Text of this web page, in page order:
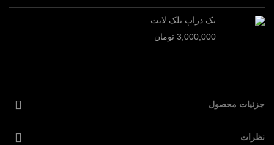
بک دراپ بلک لایت
3,000,000 تومان
جزئیات محصول
نظرات